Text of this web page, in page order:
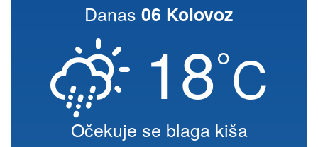
Danas 06 Kolovoz
18°C
Očekuje se blaga kiša